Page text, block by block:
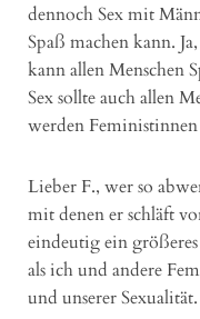
dennoch Sex mit
Spaß machen kann.
kann allen Menschen
Sex sollte auch allen
werden Feministinnen
Lieber F., wer so
mit denen er schläft
eindeutig ein
als ich und andere
und unserer Sexualität.